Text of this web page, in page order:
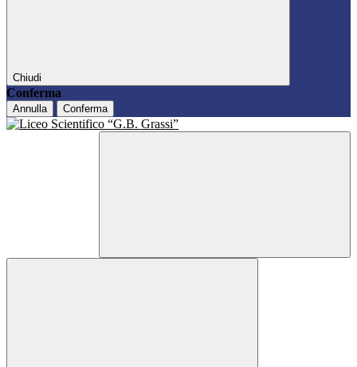
Chiudi
Conferma
Annulla Conferma